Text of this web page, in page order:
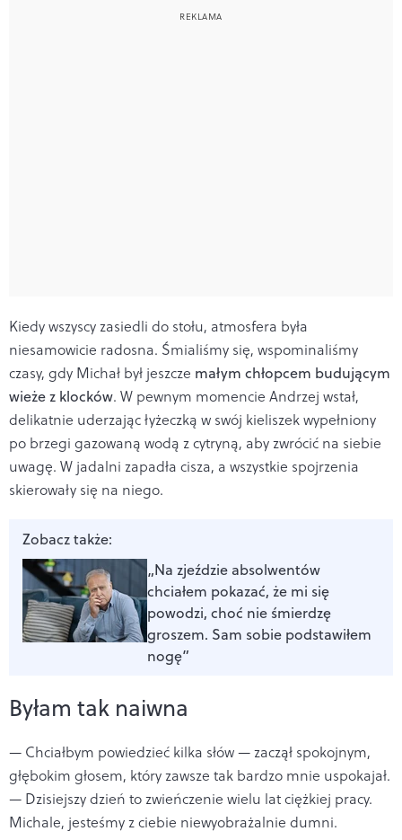
Kiedy wszyscy zasiedli do stołu, atmosfera była
niesamowicie radosna. Śmialiśmy się, wspominaliśmy
czasy, gdy Michał był jeszcze małym chłopcem budującym
wieże z klocków. W pewnym momencie Andrzej wstał,
delikatnie uderzając łyżeczką w swój kieliszek wypełniony
po brzegi gazowaną wodą z cytryną, aby zwrócić na siebie
uwagę. W jadalni zapadła cisza, a wszystkie spojrzenia
skierowały się na niego.
Zobacz także:
„Na zjeździe absolwentów
chciałem pokazać, że mi się
powodzi, choć nie śmierdzę
groszem. Sam sobie podstawiłem
nogę”
Byłam tak naiwna
— Chciałbym powiedzieć kilka słów — zaczął spokojnym,
głębokim głosem, który zawsze tak bardzo mnie uspokajał.
— Dzisiejszy dzień to zwieńczenie wielu lat ciężkiej pracy.
Michale, jesteśmy z ciebie niewyobrażalnie dumni.